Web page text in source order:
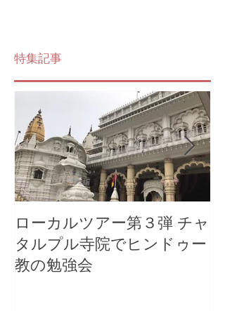
特集記事
ローカルツアー第３弾 チャ
タルプル寺院でヒンドゥー
教の勉強会